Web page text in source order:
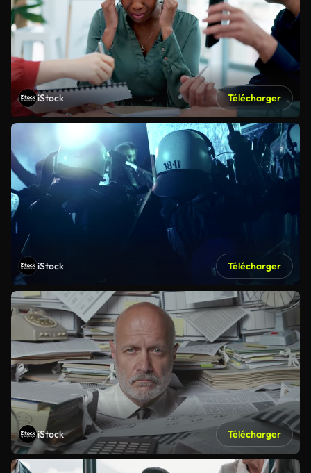
iStock Télécharger
iStock Télécharger
iStock Télécharger